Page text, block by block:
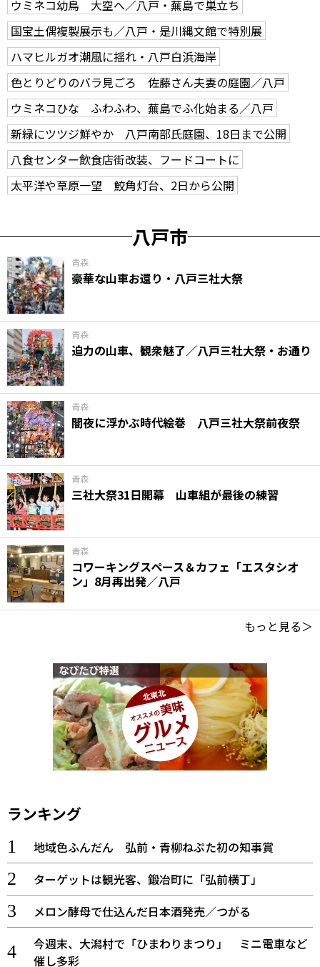
ウミネコ幼鳥 大空へ／八戸・蕪島で巣立ち
国宝土偶複製展示も／八戸・是川縄文館で特別展
ハマヒルガオ潮風に揺れ・八戸白浜海岸
色とりどりのバラ見ごろ 佐藤さん夫妻の庭園／八戸
ウミネコひな ふわふわ、蕪島でふ化始まる／八戸
新緑にツツジ鮮やか 八戸南部氏庭園、18日まで公開
八食センター飲食店街改装、フードコートに
太平洋や草原一望 鮫角灯台、2日から公開
八戸市
青森
豪華な山車お還り・八戸三社大祭
青森
迫力の山車、観衆魅了／八戸三社大祭・お通り
青森
闇夜に浮かぶ時代絵巻 八戸三社大祭前夜祭
青森
三社大祭31日開幕 山車組が最後の練習
青森
コワーキングスペース＆カフェ「エスタシオ
ン」8月再出発／八戸
もっと見る＞
ランキング
地域色ふんだん 弘前・青柳ねぷた初の知事賞
ターゲットは観光客、鍛冶町に「弘前横丁」
メロン酵母で仕込んだ日本酒発売／つがる
今週末、大潟村で「ひまわりまつり」 ミニ電車など
催し多彩